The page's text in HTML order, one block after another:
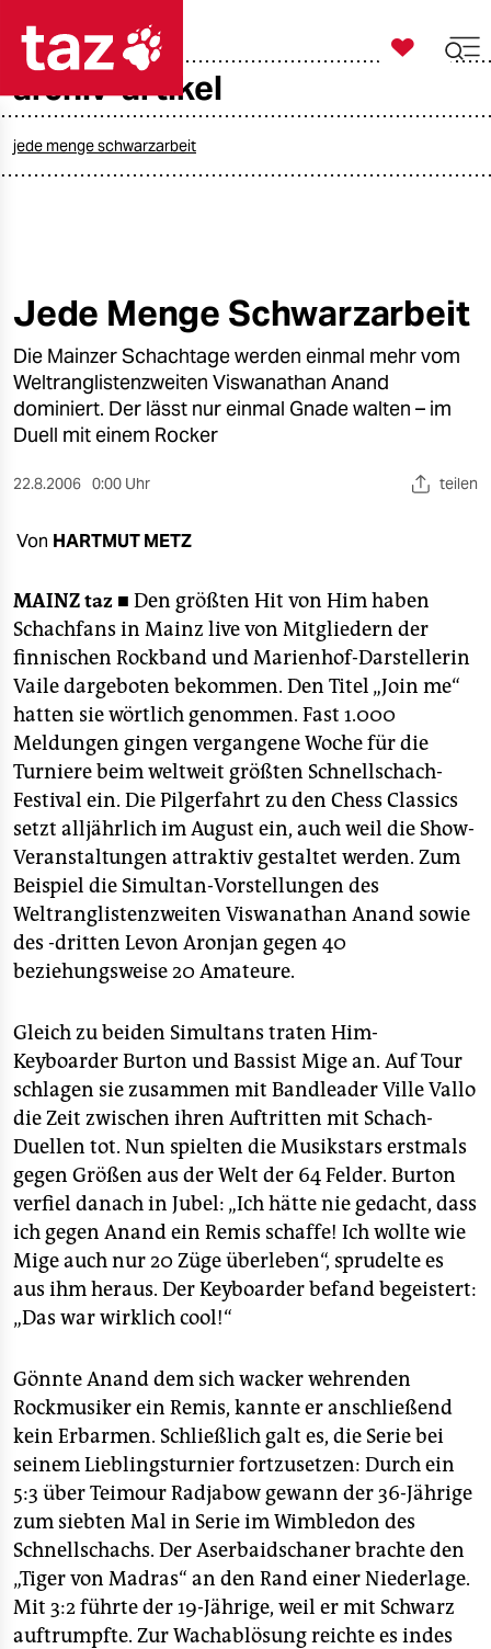
taz zahl ich
öko
gesellschaft
kultur
sport
berlin
nord
wahrheit
verlag
verlag
veranstaltungen
shop
fragen & hilfe
unterstützen
abo
genossenschaft
epaper login

taz zahl ich
archiv-artikel
jede menge schwarzarbeit
Jede Menge Schwarzarbeit
Die Mainzer Schachtage werden einmal mehr vom
Weltranglistenzweiten Viswanathan Anand
dominiert. Der lässt nur einmal Gnade walten – im
Duell mit einem Rocker
22.8.2006 0:00 Uhr teilen
Von HARTMUT METZ
MAINZtaz ■ Den größten Hit von Him haben
Schachfans in Mainz live von Mitgliedern der
finnischen Rockband und Marienhof-Darstellerin
Vaile dargeboten bekommen. Den Titel „Join me“
hatten sie wörtlich genommen. Fast 1.000
Meldungen gingen vergangene Woche für die
Turniere beim weltweit größten Schnellschach-
Festival ein. Die Pilgerfahrt zu den Chess Classics
setzt alljährlich im August ein, auch weil die Show-
Veranstaltungen attraktiv gestaltet werden. Zum
Beispiel die Simultan-Vorstellungen des
Weltranglistenzweiten Viswanathan Anand sowie
des -dritten Levon Aronjan gegen 40
beziehungsweise 20 Amateure.
Gleich zu beiden Simultans traten Him-
Keyboarder Burton und Bassist Mige an. Auf Tour
schlagen sie zusammen mit Bandleader Ville Vallo
die Zeit zwischen ihren Auftritten mit Schach-
Duellen tot. Nun spielten die Musikstars erstmals
gegen Größen aus der Welt der 64 Felder. Burton
verfiel danach in Jubel: „Ich hätte nie gedacht, dass
ich gegen Anand ein Remis schaffe! Ich wollte wie
Mige auch nur 20 Züge überleben“, sprudelte es
aus ihm heraus. Der Keyboarder befand begeistert:
„Das war wirklich cool!“
Gönnte Anand dem sich wacker wehrenden
Rockmusiker ein Remis, kannte er anschließend
kein Erbarmen. Schließlich galt es, die Serie bei
seinem Lieblingsturnier fortzusetzen: Durch ein
5:3 über Teimour Radjabow gewann der 36-Jährige
zum siebten Mal in Serie im Wimbledon des
Schnellschachs. Der Aserbaidschaner brachte den
„Tiger von Madras“ an den Rand einer Niederlage.
Mit 3:2 führte der 19-Jährige, weil er mit Schwarz
auftrumpfte. Zur Wachablösung reichte es indes